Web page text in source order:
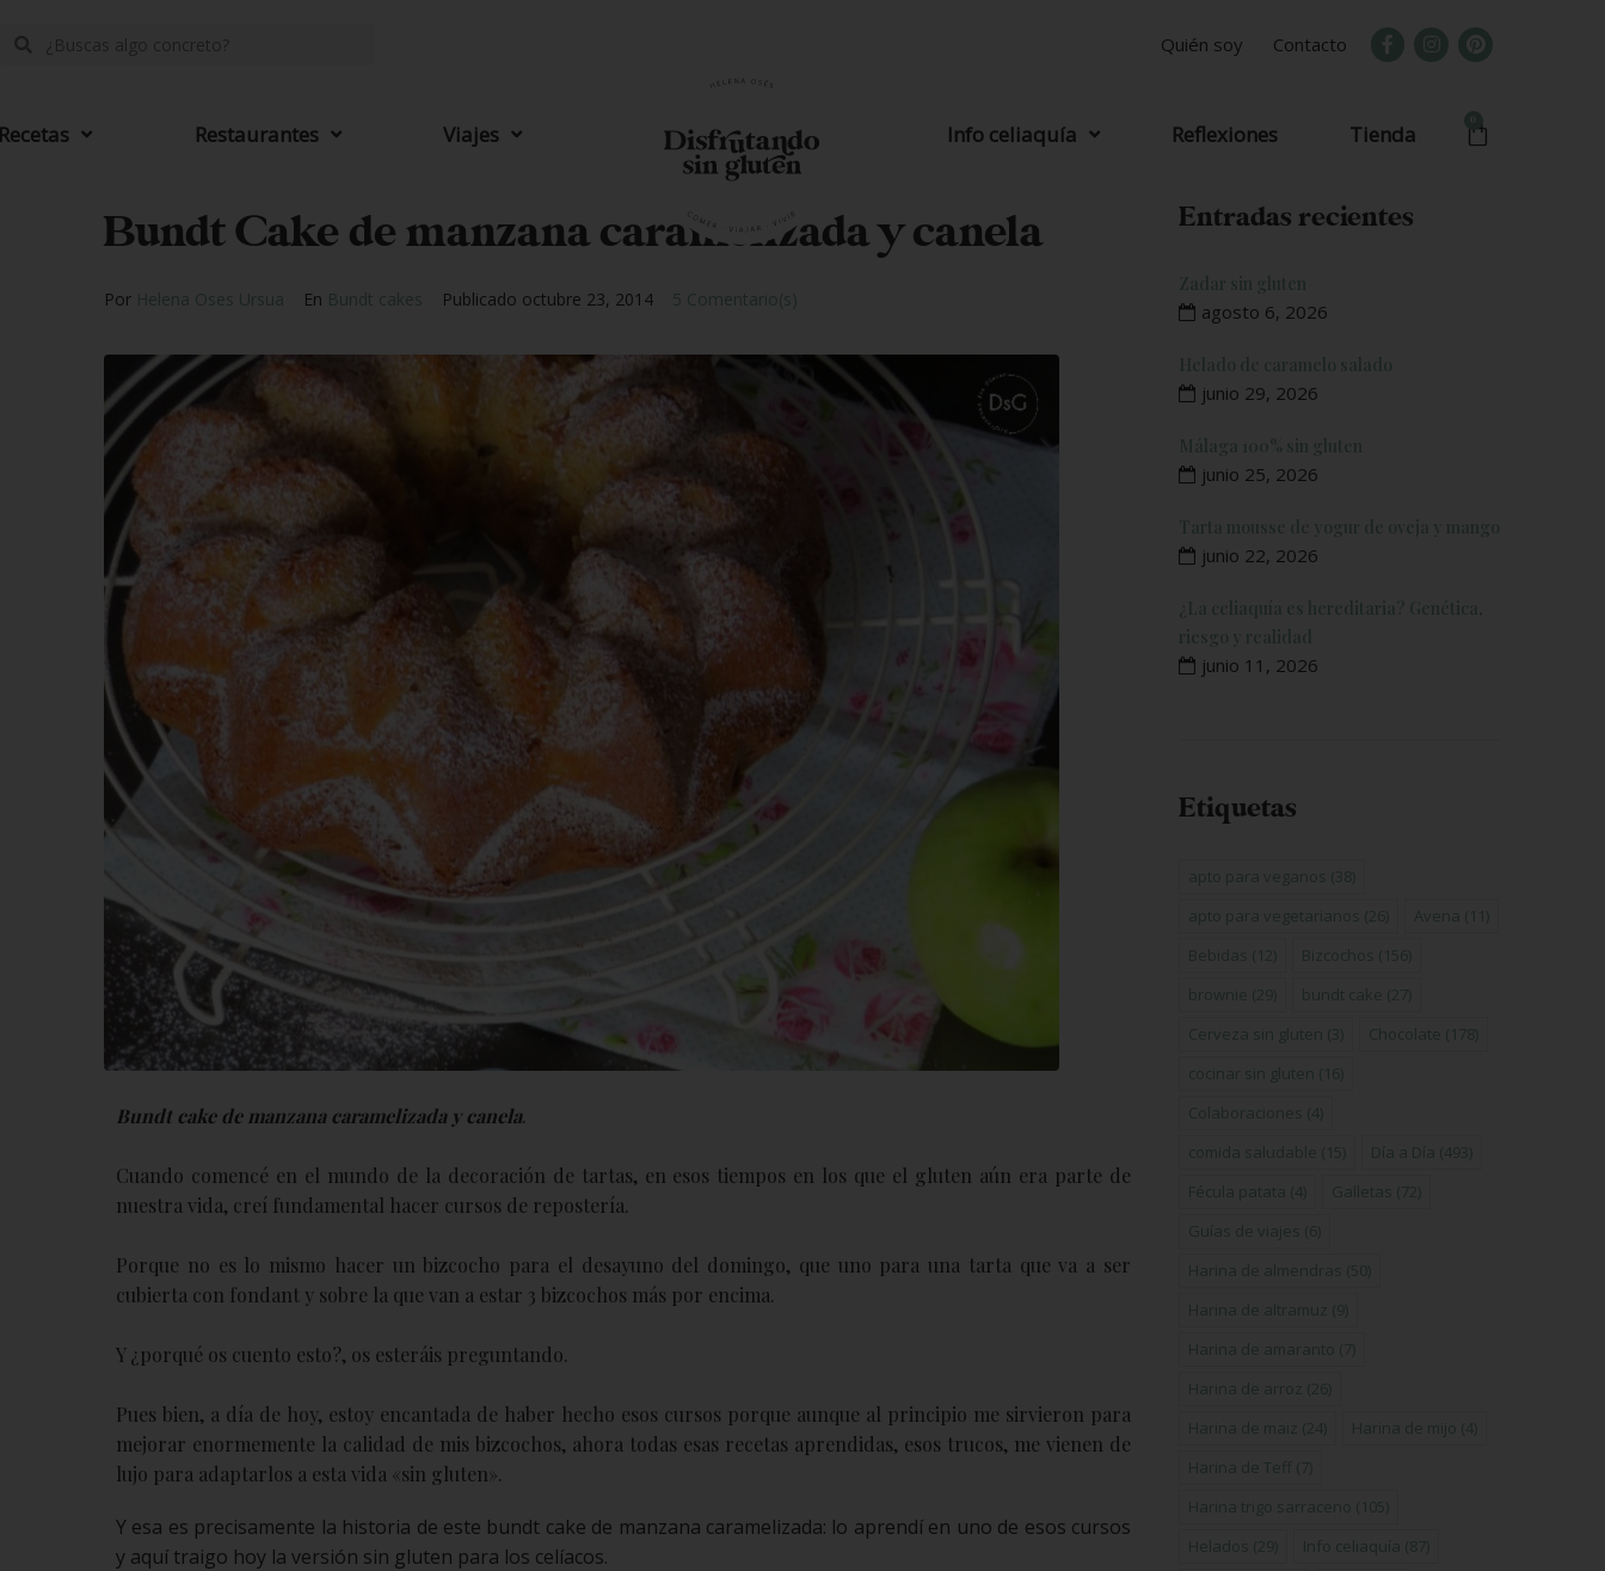
Quién soy Contacto
Restaurantes Viajes Info celiaquía Reflexiones Tienda
Bundt Cake de manzana caramelizada y canela
Por Helena Oses Ursua En Bundt cakes Publicado octubre 23, 2014 5 Comentario(s)
Bundt cake de manzana caramelizada y canela.
Cuando comencé en el mundo de la decoración de tartas, en esos tiempos en los que el gluten aún era parte de
nuestra vida, creí fundamental hacer cursos de repostería.
Porque no es lo mismo hacer un bizcocho para el desayuno del domingo, que uno para una tarta que va a ser
cubierta con fondant y sobre la que van a estar 3 bizcochos más por encima.
Y ¿porqué os cuento esto?, os esteráis preguntando.
Pues bien, a día de hoy, estoy encantada de haber hecho esos cursos porque aunque al principio me sirvieron para
mejorar enormemente la calidad de mis bizcochos, ahora todas esas recetas aprendidas, esos trucos, me vienen de
lujo para adaptarlos a esta vida «sin gluten».
Y esa es precisamente la historia de este bundt cake de manzana caramelizada: lo aprendí en uno de esos cursos
y aquí traigo hoy la versión sin gluten para los celíacos.
Entradas recientes
Zadar sin gluten
agosto 6, 2026
Helado de caramelo salado
junio 29, 2026
Málaga 100% sin gluten
junio 25, 2026
Tarta mousse de yogur de oveja y mango
junio 22, 2026
¿La celiaquía es hereditaria? Genética,
riesgo y realidad
junio 11, 2026
Etiquetas
apto para veganos (38)
apto para vegetarianos (26) Avena (11)
Bebidas (12) Bizcochos (156)
brownie (29) bundt cake (27)
Cerveza sin gluten (3) Chocolate (178)
cocinar sin gluten (16)
Colaboraciones (4)
comida saludable (15) Día a Día (493)
Fécula patata (4) Galletas (72)
Guías de viajes (6)
Harina de almendras (50)
Harina de altramuz (9)
Harina de amaranto (7)
Harina de arroz (26)
Harina de maiz (24) Harina de mijo (4)
Harina de Teff (7)
Harina trigo sarraceno (105)
Helados (29) Info celiaquía (87)